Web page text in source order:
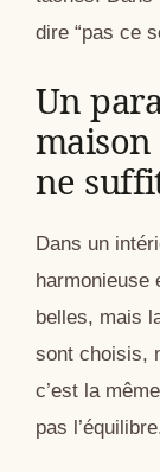
dire “pas ce
Un
ne
Dans un
harmonieuse
belles, mais
sont choisis,
c’est la
pas